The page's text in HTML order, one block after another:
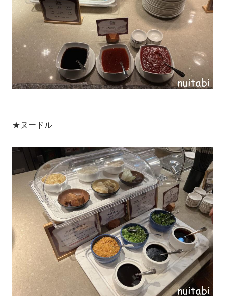
★ヌードル